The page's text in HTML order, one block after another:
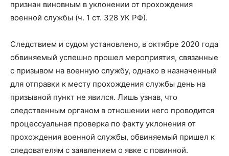
признан виновным в уклонении от прохождения
военной службы (ч. 1 ст. 328 УК РФ).
Следствием и судом установлено, в октябре 2020 года
обвиняемый успешно прошел мероприятия, связанные
с призывом на военную службу, однако в назначенный
для отправки к месту прохождения службы день на
призывной пункт не явился. Лишь узнав, что
следственным органом в отношении него проводится
процессуальная проверка по факту уклонения от
прохождения военной службы, обвиняемый пришел к
следователям с заявлением о явке с повинной.